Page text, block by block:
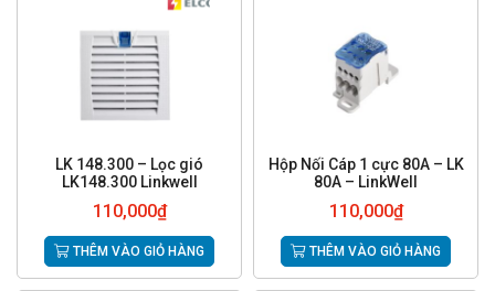
LK 148.300 – Lọc gió
LK148.300 Linkwell
110,000₫
THÊM VÀO GIỎ HÀNG
Hộp Nối Cáp 1 cực 80A – LK
80A – LinkWell
110,000₫
THÊM VÀO GIỎ HÀNG